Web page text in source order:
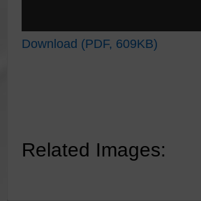
Download (PDF, 609KB)
Related Images: